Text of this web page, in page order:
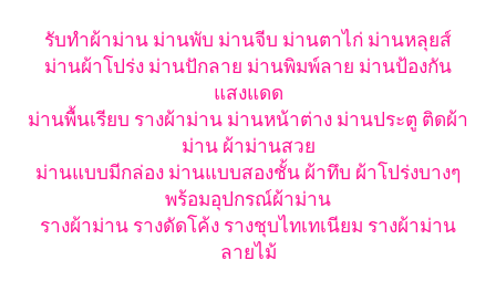
รับทำผ้าม่าน ม่านพับ ม่านจีบ ม่านตาไก่ ม่านหลุยส์
ม่านผ้าโปร่ง ม่านปักลาย ม่านพิมพ์ลาย ม่านป้องกัน
แสงแดด
ม่านพื้นเรียบ รางผ้าม่าน ม่านหน้าต่าง ม่านประตู ติดผ้า
ม่าน ผ้าม่านสวย
ม่านแบบมีกล่อง ม่านแบบสองชั้น ผ้าทึบ ผ้าโปร่งบางๆ
พร้อมอุปกรณ์ผ้าม่าน
รางผ้าม่าน รางดัดโค้ง รางชุบไทเทเนียม รางผ้าม่าน
ลายไม้